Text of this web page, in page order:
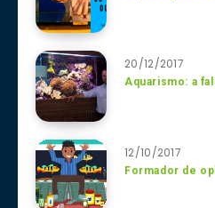
20/12/2017
Aquarismo: a
12/10/2017
Formador de